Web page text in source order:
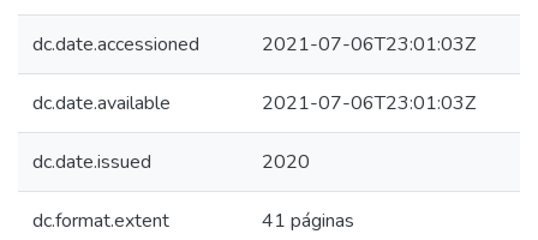
dc.date.accessioned 2021-07-06T23:01:03Z
dc.date.available 2021-07-06T23:01:03Z
dc.date.issued 2020
dc.format.extent 41 páginas